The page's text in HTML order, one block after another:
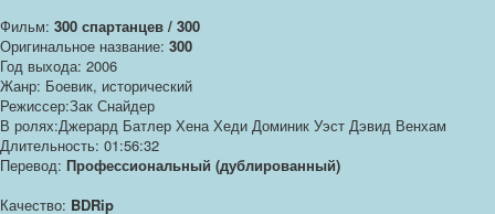
Фильм: 300 спартанцев / 300
Оригинальное название: 300
Год выхода: 2006
Жанр: Боевик, исторический
Режиссер:Зак Снайдер
В ролях:Джерард Батлер Хена Хеди Доминик Уэст Дэвид Венхам
Длительность: 01:56:32
Перевод: Профессиональный (дублированный)
Качество: BDRip